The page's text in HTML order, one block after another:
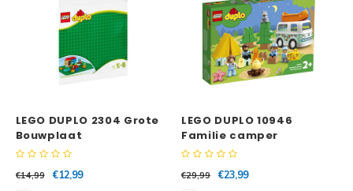
Friends
Harry Potter
LEGO DUPLO 2304 Grote
Bouwplaat
€14,99
€12,99
LEGO DUPLO 10946
Familie camper
avonturen
€29,99
€23,99